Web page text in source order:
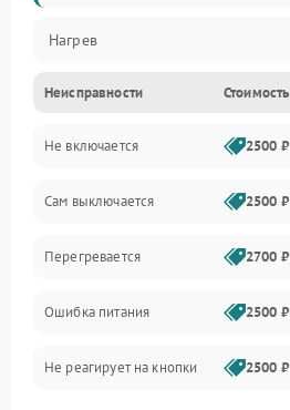
Нагрев
Неисправности Стоимость
Не включается 2500 ₽
Сам выключается 2500 ₽
Перегревается 2700 ₽
Ошибка питания 2500 ₽
Не реагирует на кнопки 2500 ₽